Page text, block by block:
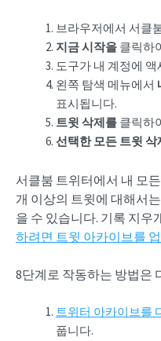
브라우저에서 서클
지금 시작을 클릭하
도구가 내 계정에
왼쪽 탐색 메뉴에서
표시됩니다.
트윗 삭제를 클릭하
선택한 모든 트윗 삭
서클붐 트위터에서 내 모
개 이상의 트윗에 대해서
을 수 있습니다. 기록 지우
하려면 트윗 아카이브를
8단계로 작동하는 방법은
트위터 아카이브를
풉니다.